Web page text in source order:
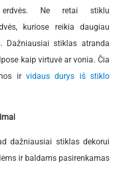
Ne retai stiklu
kuriose reikia daugiau
Dažniausiai stiklas atranda
kaip virtuvė ar vonia. Čia
ir vidaus durys iš stiklo
dažniausiai stiklas dekorui
ir baldams pasirenkamas